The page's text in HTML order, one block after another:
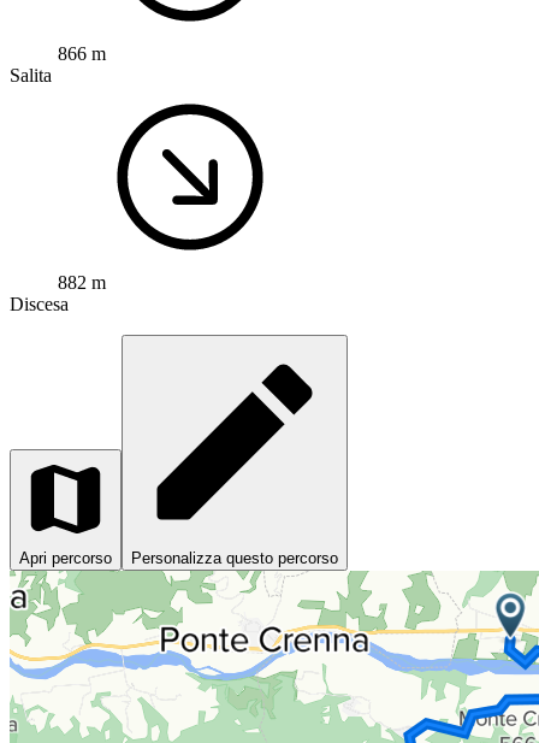
866 m
Salita
882 m
Discesa
Apri percorso Personalizza questo percorso